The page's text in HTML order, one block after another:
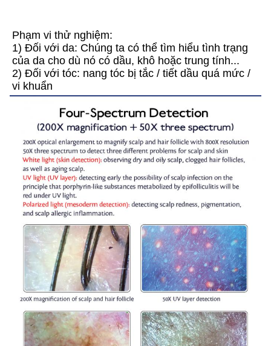
Phạm vi thử nghiệm:
1) Đối với da: Chúng ta có thể tìm hiểu tình trạng
của da cho dù nó có dầu, khô hoặc trung tính...
2) Đối với tóc: nang tóc bị tắc / tiết dầu quá mức /
vi khuẩn